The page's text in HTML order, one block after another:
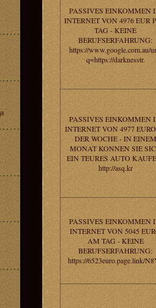
PASSIVES EINKOMMEN
INTERNET VON 4976 EUR
TAG - KEINE
BERUFSERFAHRUNG:
https://www.google.com.au/
q=https://darknesstr.
PASSIVES EINKOMMEN
INTERNET VON 4977
DER WOCHE - IN EINEM
MONAT KONNEN SIE
EIN TEURES AUTO
http://asq.kr
PASSIVES EINKOMMEN
INTERNET VON 5045
AM TAG - KEINE
BERUFSERFAHRUNG:
https://6523euro.page.link/